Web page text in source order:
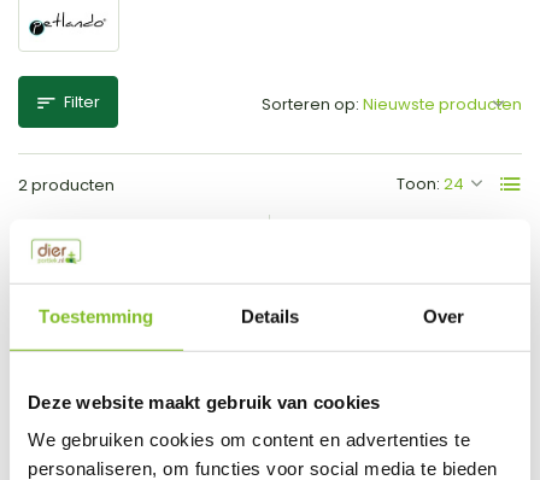
Toestemming Details Over
Deze website maakt gebruik van cookies
We gebruiken cookies om content en advertenties te
personaliseren, om functies voor social media te bieden
Filter
2 producten Toon:
Sorteren op:
Petlando Petlando